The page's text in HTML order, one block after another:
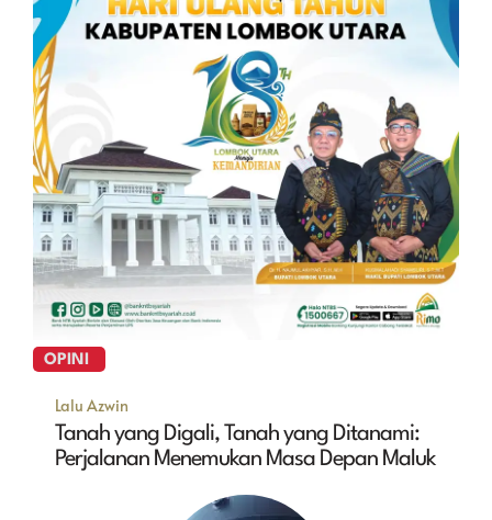
OPINI
Lalu Azwin
Tanah yang Digali, Tanah yang Ditanami:
Perjalanan Menemukan Masa Depan Maluk